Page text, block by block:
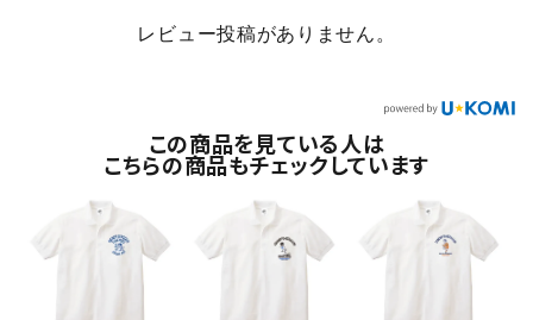
レビュー投稿がありません。
この商品を見ている人は
こちらの商品もチェックしています